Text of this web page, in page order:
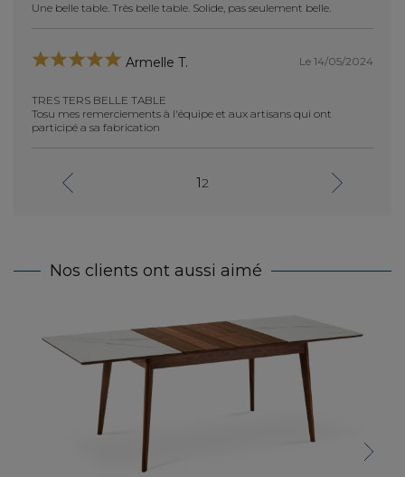
Une belle table. Très belle table. Solide, pas seulement belle.
Armelle T. Le 14/05/2024
TRES TERS BELLE TABLE
Tosu mes remerciements à l'équipe et aux artisans qui ont
participé a sa fabrication
12
Nos clients ont aussi aimé
Next